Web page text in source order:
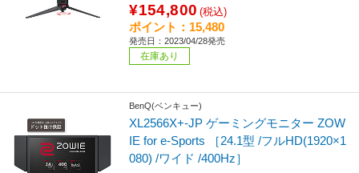
¥154,800 (税込)
ポイント：15,480
発売日：2023/04/28発売
在庫あり
BenQ(ベンキュー)
XL2566X+-JP ゲーミングモニター ZOW
IE for e-Sports ［24.1型 /フルHD(1920×1
080) /ワイド /400Hz］